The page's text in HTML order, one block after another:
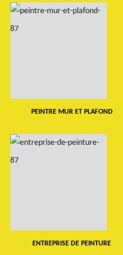
PEINTRE MUR ET PLAFOND
ENTREPRISE DE PEINTURE